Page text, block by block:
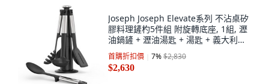
Joseph Joseph Elevate系列 不沾桌矽
膠料理鏟杓5件組 附旋轉底座, 1組, 瀝
油鍋鏟 + 瀝油湯匙 + 湯匙 + 義大利麵
杓 + 湯杓 +旋轉底座, 銀色/黑色
首購折扣價 7%$2,830
$2,630